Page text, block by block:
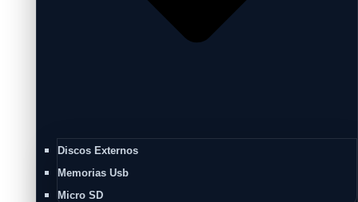
Discos Externos
Memorias Usb
Micro SD